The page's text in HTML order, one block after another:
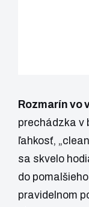
Rozmarín vo
prechádzka v
ľahkosť,
sa skvelo
do
pravidelnom